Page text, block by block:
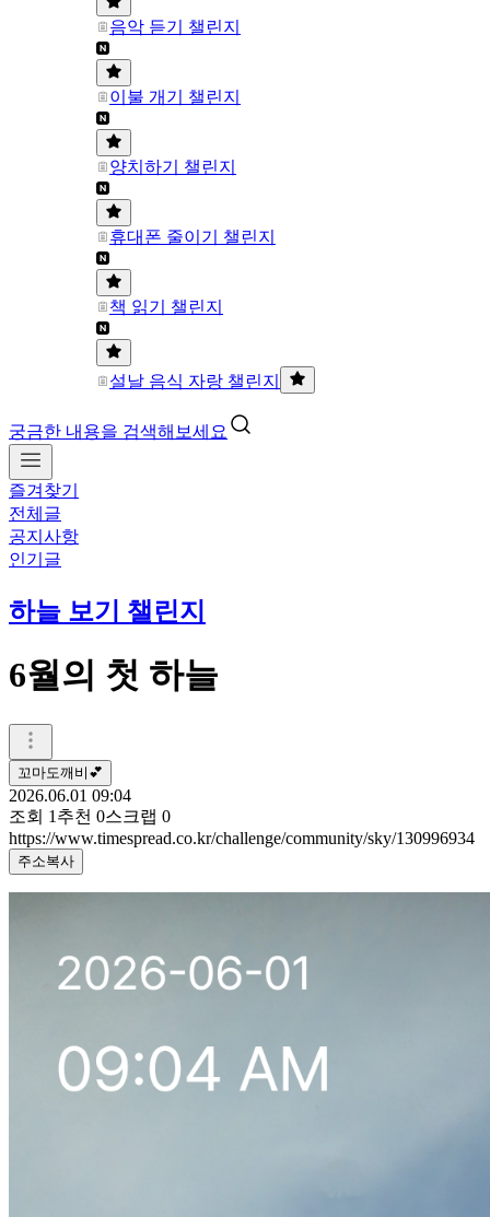
음악 듣기 챌린지
이불 개기 챌린지
양치하기 챌린지
휴대폰 줄이기 챌린지
책 읽기 챌린지
설날 음식 자랑 챌린지
궁금한 내용을 검색해보세요
즐겨찾기
전체글
공지사항
인기글
하늘 보기 챌린지
6월의 첫 하늘
꼬마도깨비💕
2026.06.01 09:04
조회 1 추천 0스크랩 0
https://www.timespread.co.kr/challenge/community/sky/130996934
주소복사